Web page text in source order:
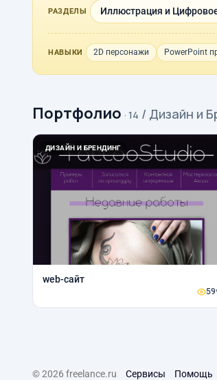
РАЗДЕЛЫ Иллюстрация и
НАВЫКИ 2D персонажи PowerPoint
Портфолио · 14 / Дизайн и
ДИЗАЙН И БРЕНДИНГ
web-сайт
59
© 2026 freelance.ru Сервисы Помощь